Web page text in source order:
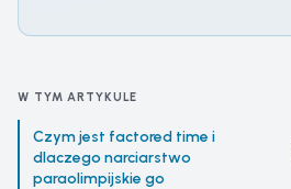
W TYM ARTYKULE
Czym jest factored time i
dlaczego narciarstwo
paraolimpijskie go